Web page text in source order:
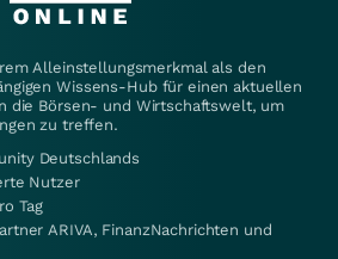
Alleinstellungsmerkmal als den
Wissens-Hub für einen aktuellen
die Börsen- und Wirtschaftswelt, um
zu treffen.
Deutschlands
Nutzer
Tag
ARIVA, FinanzNachrichten und